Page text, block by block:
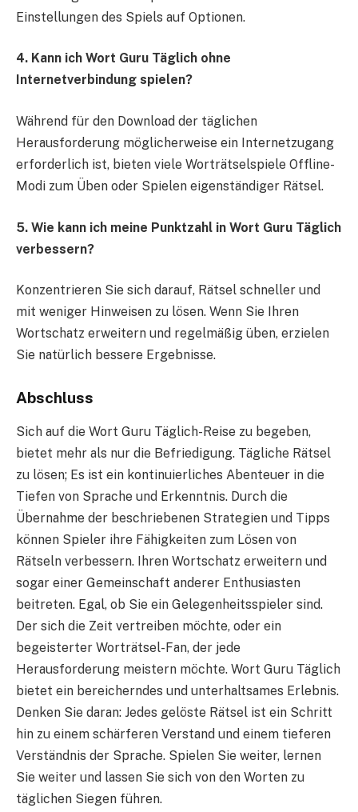
Einstellungen des Spiels auf Optionen.
4. Kann ich Wort Guru Täglich ohne
Internetverbindung spielen?
Während für den Download der täglichen
Herausforderung möglicherweise ein Internetzugang
erforderlich ist, bieten viele Worträtselspiele Offline-
Modi zum Üben oder Spielen eigenständiger Rätsel.
5. Wie kann ich meine Punktzahl in Wort Guru Täglich
verbessern?
Konzentrieren Sie sich darauf, Rätsel schneller und
mit weniger Hinweisen zu lösen. Wenn Sie Ihren
Wortschatz erweitern und regelmäßig üben, erzielen
Sie natürlich bessere Ergebnisse.
Abschluss
Sich auf die Wort Guru Täglich-Reise zu begeben,
bietet mehr als nur die Befriedigung. Tägliche Rätsel
zu lösen; Es ist ein kontinuierliches Abenteuer in die
Tiefen von Sprache und Erkenntnis. Durch die
Übernahme der beschriebenen Strategien und Tipps
können Spieler ihre Fähigkeiten zum Lösen von
Rätseln verbessern. Ihren Wortschatz erweitern und
sogar einer Gemeinschaft anderer Enthusiasten
beitreten. Egal, ob Sie ein Gelegenheitsspieler sind.
Der sich die Zeit vertreiben möchte, oder ein
begeisterter Worträtsel-Fan, der jede
Herausforderung meistern möchte. Wort Guru Täglich
bietet ein bereicherndes und unterhaltsames Erlebnis.
Denken Sie daran: Jedes gelöste Rätsel ist ein Schritt
hin zu einem schärferen Verstand und einem tieferen
Verständnis der Sprache. Spielen Sie weiter, lernen
Sie weiter und lassen Sie sich von den Worten zu
täglichen Siegen führen.